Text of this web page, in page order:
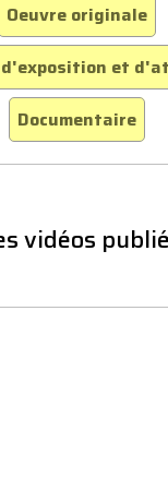
Oeuvre originale
et
Documentaire
vidéos